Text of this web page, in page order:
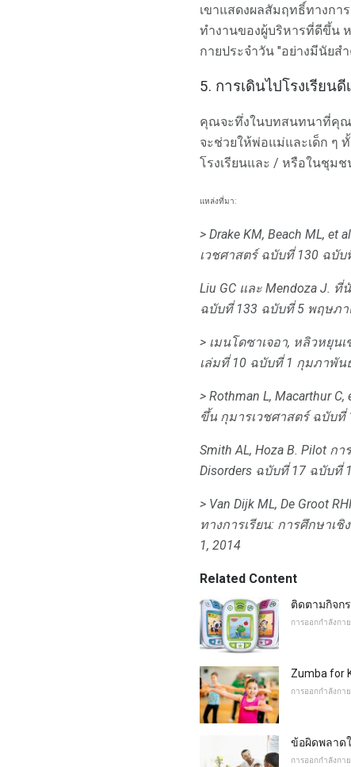
เขาแสดงผลสัมฤทธิ์ทางก
ทำงานของผู้บริหารที่ดีขึ้น
กายประจำวัน "อย่างมีนัยส
5. การเดินไปโรงเรียน
คุณจะทึ่งในบทสนทนาที่คุณ
จะช่วยให้พ่อแม่และเด็ก ๆ
โรงเรียนและ / หรือในชุมช
แหล่งที่มา:
> Drake KM, Beach ML, et
เวชศาสตร์ฉบับที่ 130 ฉบับ
Liu GC และ Mendoza J.
ฉบับที่ 133 ฉบับที่ 5 พฤษภ
> เมนโดซาเจอา, หลิวหยุน
เล่มที่ 10 ฉบับที่ 1 กุมภาพัน
> Rothman L, Macarthur C,
ขึ้น กุมารเวชศาสตร์ฉบับที่
Smith AL, Hoza B. Pilot
Disorders ฉบับที่ 17 ฉบับที่
> Van Dijk ML, De Groot
ทางการเรียน: การศึกษาเ
1, 2014
Related Content
ติดตามกิจก
การออกกำลังกาย
Zumba for
การออกกำลังกาย
ข้อผิดพลาด
การออกกำลังกาย